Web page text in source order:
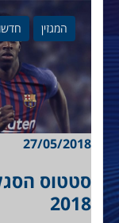
המגזין
27/05/2018
סטטוס
2018